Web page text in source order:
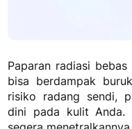
Paparan radiasi
bisa berdampak
risiko radang sendi,
dini pada kulit Anda.